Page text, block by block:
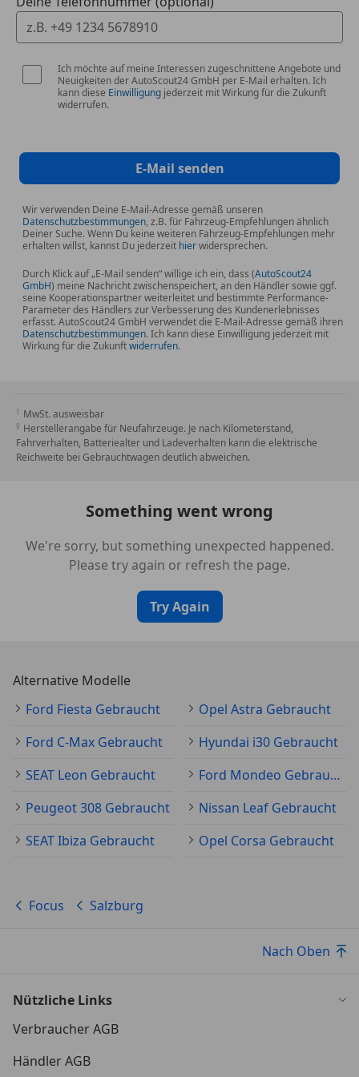
Nebelscheinwerfer LED
Parkbremse elektrisch mit Auto-Hold-Funktion
Power KeyFree-Startfunktion
Schadstoffarm nach Abgasnorm Euro 6d
Schaltpunktanzeige
Scheinwerfer LED
Scheinwerfer mit Ausschaltverzögerung
Scheinwerfer-Assistent mit Tag-/Nachtsensor
SCR-System (AdBlue-Technologie)
Servolenkung elektrisch
Sitz vorn links höhenverstellbar
Sonnenblende rechts mit Spiegel
Sportsitze vorn
Start/Stop-Anlage
Steckdose (12V-Anschluß) im Koffer-/Laderaum
Warnanlage für Sicherheitsgurte vorn
Zentralverriegelung mit Fernbedienung
Irrtümer, Druck, Schreibfehler und Zwischenverkauf
Ich möchte auf meine Interessen zugeschnittene Angebote und
Neuigkeiten der AutoScout24 GmbH per E-Mail erhalten. Ich
kann diese Einwilligung jederzeit mit Wirkung für die Zukunft
widerrufen.
E-Mail senden
Wir verwenden Deine E-Mail-Adresse gemäß unseren
Datenschutzbestimmungen, z.B. für Fahrzeug-Empfehlungen ähnlich
Deiner Suche. Wenn Du keine weiteren Fahrzeug-Empfehlungen mehr
erhalten willst, kannst Du jederzeit hierwidersprechen.
Durch Klick auf „E-Mail senden“ willige ich ein, dass (AutoScout24
GmbH) meine Nachricht zwischenspeichert, an den Händler sowie ggf.
seine Kooperationspartner weiterleitet und bestimmte Performance-
Parameter des Händlers zur Verbesserung des Kundenerlebnisses
erfasst. AutoScout24 GmbH verwendet die E-Mail-Adresse gemäß ihren
Datenschutzbestimmungen. Ich kann diese Einwilligung jederzeit mit
Wirkung für die Zukunftwiderrufen.
MwSt. ausweisbar
Herstellerangabe für Neufahrzeuge. Je nach Kilometerstand,
Fahrverhalten, Batteriealter und Ladeverhalten kann die elektrische
Reichweite bei Gebrauchtwagen deutlich abweichen.
Something went wrong
We're sorry, but something unexpected happened.
Please try again or refresh the page.
Try Again
Alternative Modelle
Ford Fiesta Gebraucht
Opel Astra Gebraucht
Ford C-Max Gebraucht
Hyundai i30 Gebraucht
SEAT Leon Gebraucht
Ford Mondeo Gebraucht
Peugeot 308 Gebraucht
Nissan Leaf Gebraucht
SEAT Ibiza Gebraucht
Opel Corsa Gebraucht
Focus Salzburg
Nach Oben
Nützliche Links
Verbraucher AGB
Händler AGB